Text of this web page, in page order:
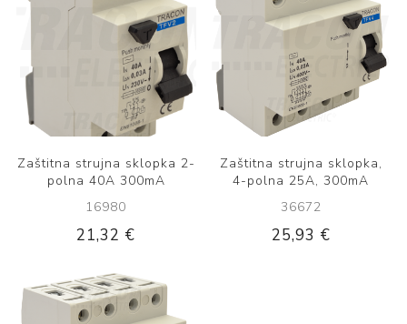
Zaštitna strujna sklopka 2-
polna 40A 300mA
16980
21,32 €
Zaštitna strujna sklopka,
4-polna 25A, 300mA
36672
25,93 €